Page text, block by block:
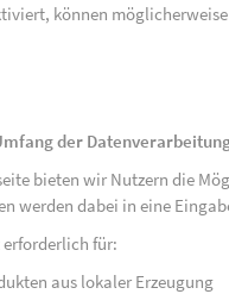
können
der
bieten wir Nutzern die
werden dabei in eine
für:
aus lokaler Erzeugung